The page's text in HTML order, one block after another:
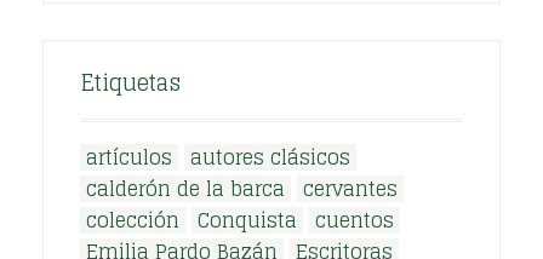
Etiquetas
artículos
autores clásicos
calderón de la barca cervantes
colección Conquista cuentos
Emilia Pardo Bazán
Escritoras